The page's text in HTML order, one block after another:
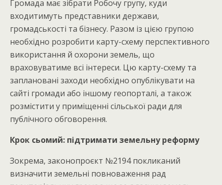
Громада має зібрати Робочу групу, куди
входитимуть представники держави,
громадськості та бізнесу. Разом із цією групою
необхідно розробити карту-схему перспективного
використання й охорони земель, що
враховуватиме всі інтереси. Цю карту-схему та
заплановані заходи необхідно опублікувати на
сайті громади або іншому геопорталі, а також
розмістити у приміщенні сільської ради для
публічного обговорення.
Крок сьомий: підтримати земельну реформу
Зокрема, законопроєкт №2194 покликаний
визначити земельні повноваження рад